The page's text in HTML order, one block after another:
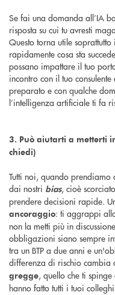
Se fai una domanda all’IA
risposta su cui tu avresti
Questo torna utile
rapidamente cosa sta
possano impattare il tuo
incontro con il tuo
preparato e con qualche
l’intelligenza artificiale ti fa
3. Può aiutarti a metterti
chiedi)
Tutti noi, quando
dai nostri bias, cioè
prendere decisioni rapide.
ancoraggio: ti aggrappi
non la metti più in
obbligazioni siano sempre
tra un BTP a due anni e
differenza di rischio cambia
gregge, quello che ti
hanno fatto tutti i tuoi